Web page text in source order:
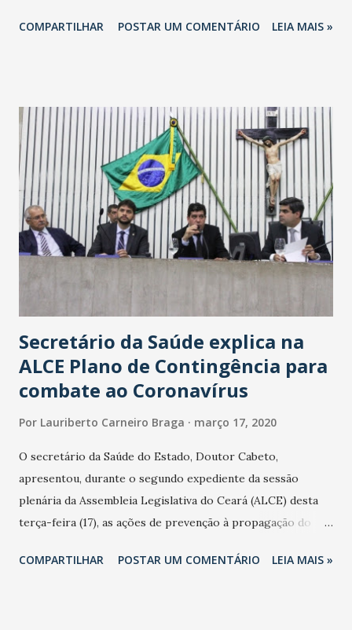
Havan Fortaleza ainda não foi anunciada oficialmente, mas
COMPARTILHAR POSTAR UM COMENTÁRIO LEIA MAIS »
Secretário da Saúde explica na
ALCE Plano de Contingência para
combate ao Coronavírus
Por Lauriberto Carneiro Braga março 17, 2020
O secretário da Saúde do Estado, Doutor Cabeto,
apresentou, durante o segundo expediente da sessão
plenária da Assembleia Legislativa do Ceará (ALCE) desta
terça-feira (17), as ações de prevenção à propagação do
adotadas pelo Governo do Estado na contenção da
COMPARTILHAR POSTAR UM COMENTÁRIO LEIA MAIS »